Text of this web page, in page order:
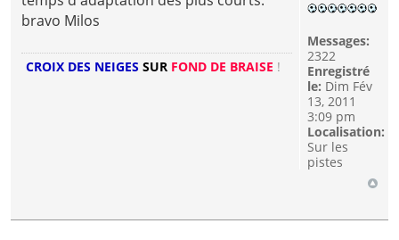
bravo Milos
CROIX DES NEIGES SUR FOND DE BRAISE !
Messages:
2322
Enregistré
le: Dim Fév
13, 2011
3:09 pm
Localisation:
Sur les
pistes